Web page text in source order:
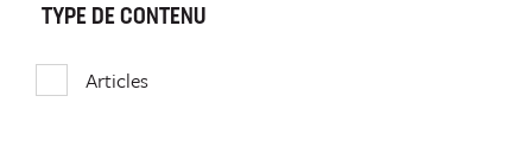
TYPE DE CONTENU
Articles